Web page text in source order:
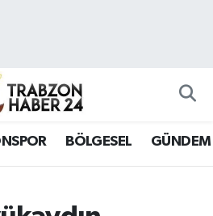
BÖLGESEL GÜNDEM